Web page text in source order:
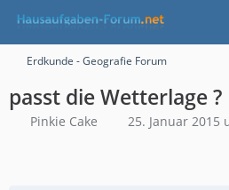
Erdkunde - Geografie Forum
passt die Wetterlage ?
Pinkie Cake 25. Januar 2015